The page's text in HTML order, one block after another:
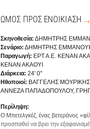
ΩΜΟΣ ΠΡΟΣ ΕΝΟΙΚΙΑΣΗ
Σκηνοθεσία: ΔΗΜΗΤΡΗΣ
Σενάριο: ΔΗΜΗΤΡΗΣ
Παραγωγή: ΕΡΤ Α.Ε. ΚΕΝΑΝ
ΚΕΝΑΝ ΑΚΑΟΥΙ
Διάρκεια: 24' 0''
Ηθοποιοί: ΒΑΓΓΕΛΗΣ
ΑΝΝΕΖΑ ΠΑΠΑΔΟΠΟΥΛΟΥ,
Περίληψη:
Ο Μπετελγκέζ, ένας βετεράνος
προσπαθεί να βρει την